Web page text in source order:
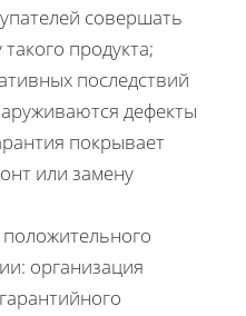
совершать
продукта;
последствий
дефекты
покрывает
или замену
организация